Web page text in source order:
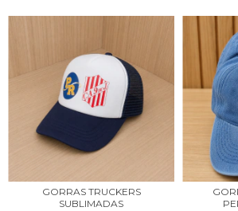
GORRAS TRUCKERS
SUBLIMADAS